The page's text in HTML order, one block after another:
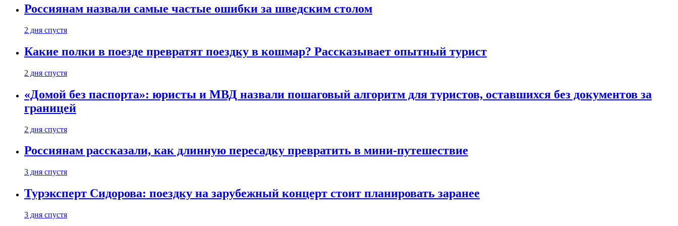
Россиянам назвали самые частые ошибки за шведским столом
2 дня спустя
Какие полки в поезде превратят поездку в кошмар? Рассказывает опытный турист
2 дня спустя
«Домой без паспорта»: юристы и МВД назвали пошаговый алгоритм для туристов, оставшихся без документов за
границей
2 дня спустя
Россиянам рассказали, как длинную пересадку превратить в мини-путешествие
3 дня спустя
Турэксперт Сидорова: поездку на зарубежный концерт стоит планировать заранее
3 дня спустя